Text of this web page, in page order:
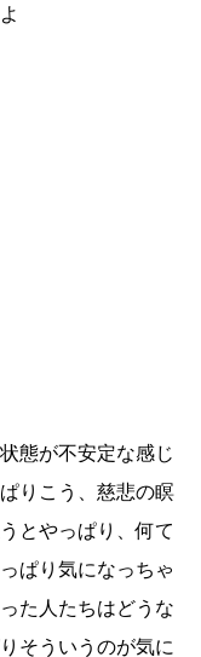
態が不安定な感じ
りこう、慈悲の瞑
とやっぱり、何て
ぱり気になっちゃ
た人たちはどうな
そういうのが気に